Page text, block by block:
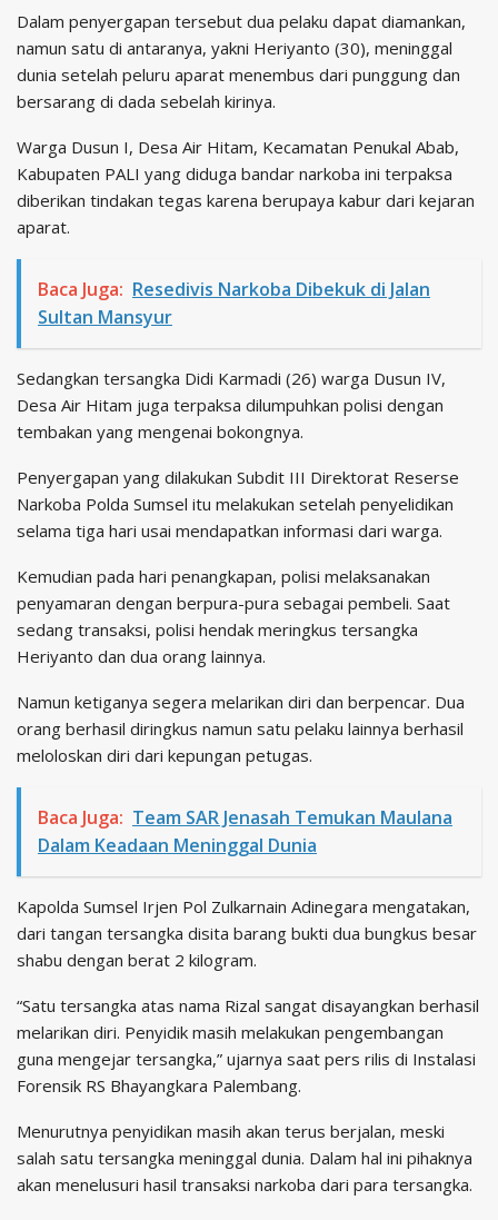
Dalam penyergapan tersebut dua pelaku dapat diamankan,
namun satu di antaranya, yakni Heriyanto (30), meninggal
dunia setelah peluru aparat menembus dari punggung dan
bersarang di dada sebelah kirinya.
Warga Dusun I, Desa Air Hitam, Kecamatan Penukal Abab,
Kabupaten PALI yang diduga bandar narkoba ini terpaksa
diberikan tindakan tegas karena berupaya kabur dari kejaran
aparat.
Baca Juga: Resedivis Narkoba Dibekuk di Jalan
Sultan Mansyur
Sedangkan tersangka Didi Karmadi (26) warga Dusun IV,
Desa Air Hitam juga terpaksa dilumpuhkan polisi dengan
tembakan yang mengenai bokongnya.
Penyergapan yang dilakukan Subdit III Direktorat Reserse
Narkoba Polda Sumsel itu melakukan setelah penyelidikan
selama tiga hari usai mendapatkan informasi dari warga.
Kemudian pada hari penangkapan, polisi melaksanakan
penyamaran dengan berpura-pura sebagai pembeli. Saat
sedang transaksi, polisi hendak meringkus tersangka
Heriyanto dan dua orang lainnya.
Namun ketiganya segera melarikan diri dan berpencar. Dua
orang berhasil diringkus namun satu pelaku lainnya berhasil
meloloskan diri dari kepungan petugas.
Baca Juga: Team SAR Jenasah Temukan Maulana
Dalam Keadaan Meninggal Dunia
Kapolda Sumsel Irjen Pol Zulkarnain Adinegara mengatakan,
dari tangan tersangka disita barang bukti dua bungkus besar
shabu dengan berat 2 kilogram.
“Satu tersangka atas nama Rizal sangat disayangkan berhasil
melarikan diri. Penyidik masih melakukan pengembangan
guna mengejar tersangka,” ujarnya saat pers rilis di Instalasi
Forensik RS Bhayangkara Palembang.
Menurutnya penyidikan masih akan terus berjalan, meski
salah satu tersangka meninggal dunia. Dalam hal ini pihaknya
akan menelusuri hasil transaksi narkoba dari para tersangka.